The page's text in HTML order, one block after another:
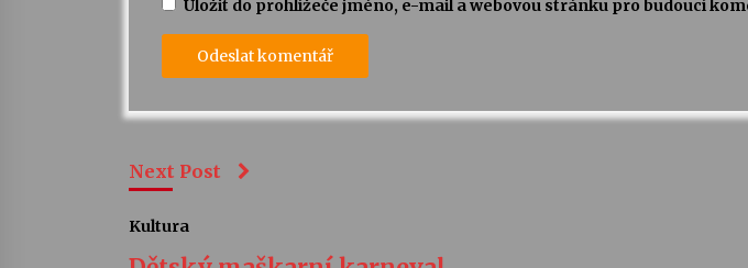
Uložit do prohlížeče jméno, e-mail a webovou stránku pro budoucí
Next Post
Kultura